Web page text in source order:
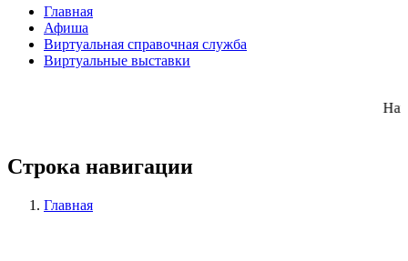
Главная
Афиша
Виртуальная справочная служба
Виртуальные выставки
КНИЖКУ!
Строка навигации
Главная